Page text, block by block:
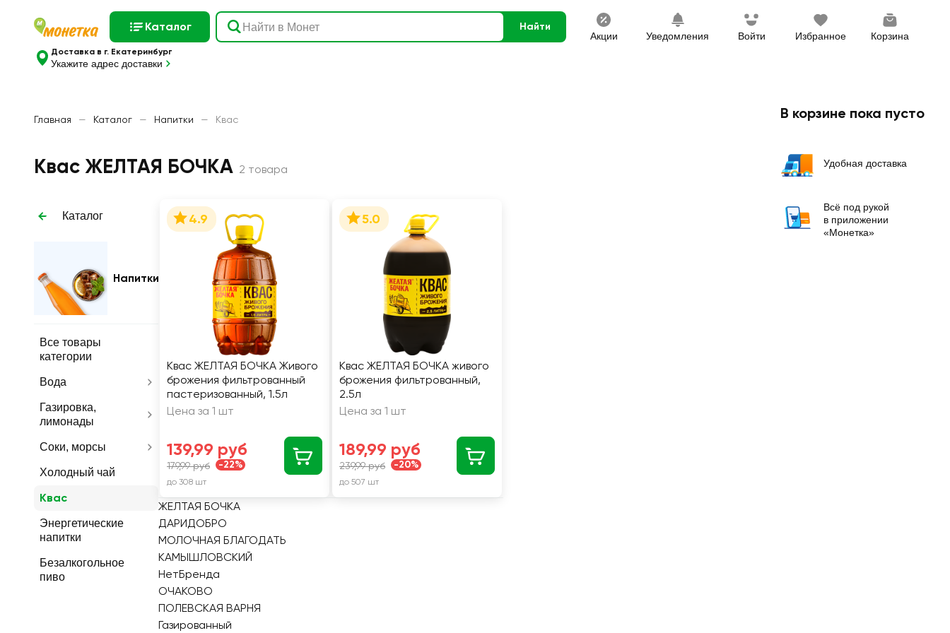
Каталог Найти
Акции Уведомления Войти Избранное Корзина
Доставка в г. Екатеринбург
Укажите адрес доставки
Главная — Каталог — Напитки — Квас
Квас ЖЕЛТАЯ БОЧКА 2 товара
Каталог
Напитки
Все товары
категории
Вода
Газировка,
лимонады
Соки, морсы
Холодный чай
Квас
Энергетические
напитки
Безалкогольное
пиво
4.9
Квас ЖЕЛТАЯ БОЧКА Живого
брожения фильтрованный
пастеризованный, 1.5л
Цена за 1 шт
139,99 руб
179,99 руб -22%
до 308 шт
5.0
Квас ЖЕЛТАЯ БОЧКА живого
брожения фильтрованный,
2.5л
Цена за 1 шт
189,99 руб
239,99 руб -20%
до 507 шт
ЖЕЛТАЯ БОЧКА
ДАРИДОБРО
МОЛОЧНАЯ БЛАГОДАТЬ
КАМЫШЛОВСКИЙ
НетБренда
ОЧАКОВО
ПОЛЕВСКАЯ ВАРНЯ
Газированный
В корзине пока пусто
Удобная доставка
Всё под рукой
в приложении
«Монетка»